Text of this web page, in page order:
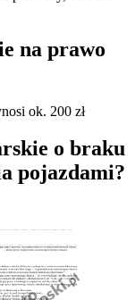
na prawo
ok. 200 zł
o braku
pojazdami?